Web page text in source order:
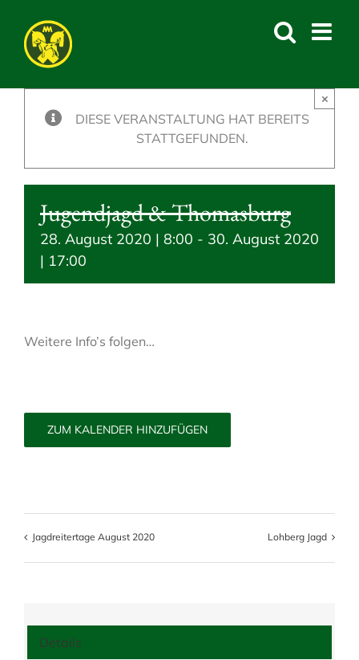
content
DIESE VERANSTALTUNG HAT BEREITS
STATTGEFUNDEN.
×
Jugendjagd & Thomasburg
28. August 2020 | 8:00 - 30. August 2020
| 17:00
Weitere Info’s folgen…
ZUM KALENDER HINZUFÜGEN
Jagdreitertage August 2020 Lohberg Jagd
Details